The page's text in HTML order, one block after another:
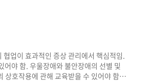
서 상담심리사 2급을 지도하는 수퍼바
업이 효과적인 증상 관리에서 핵심적임.
어야 함. 우울장애와 불안장애의 선별 및
상호작용에 관해 교육받을 수 있어야 함.